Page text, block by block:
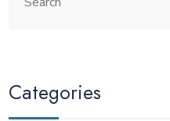
Categories